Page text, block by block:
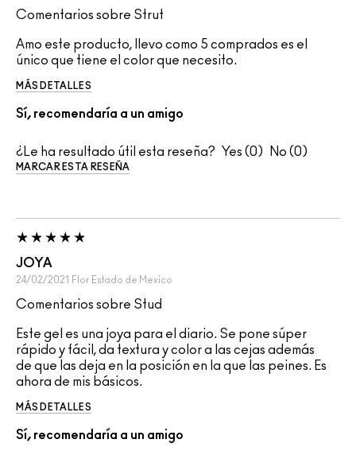
Comentarios sobre Strut
Amo este producto, llevo como 5 comprados es el
único que tiene el color que necesito.
MÁS DETALLES
Sí, recomendaría a un amigo
¿Le ha resultado útil esta reseña? 0 0
MARCAR ESTA RESEÑA
JOYA
24/02/2021 Flor Estado de Mexico
Comentarios sobre Stud
Este gel es una joya para el diario. Se pone súper
rápido y fácil, da textura y color a las cejas además
de que las deja en la posición en la que las peines. Es
ahora de mis básicos.
MÁS DETALLES
Sí, recomendaría a un amigo